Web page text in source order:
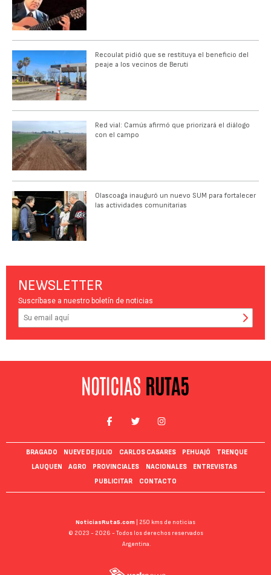
Recoulat pidió que se restituya el beneficio del
peaje a los vecinos de Beruti
Red vial: Camús afirmó que priorizará el diálogo
con el campo
Olascoaga inauguró un nuevo SUM para fortalecer
las actividades comunitarias
NEWSLETTER
Suscríbase a nuestro boletín de noticias
BRAGADO NUEVE DE JULIO CARLOS CASARES PEHUAJÓ
TRENQUE
LAUQUEN
AGRO PROVINCIALES NACIONALES
ENTREVISTAS
PUBLICITAR
CONTACTO
NoticiasRuta5.com
| 250 kms de noticias
© 2023 - 2026 - Todos los derechos reservados
Argentina.